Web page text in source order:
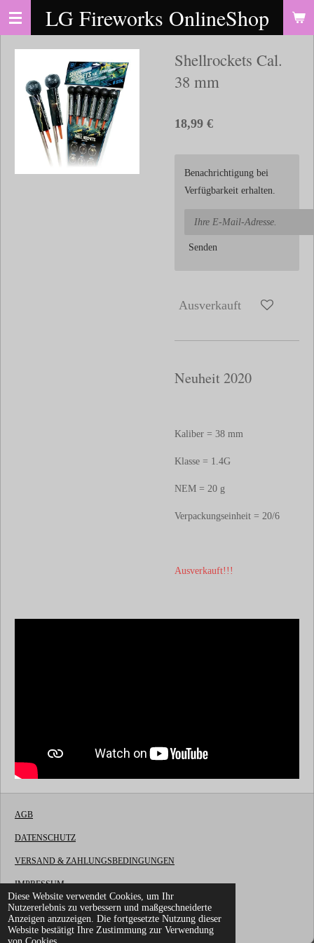
Diese Website verwendet Cookies, um Ihr
Nutzererlebnis zu verbessern und maßgeschneiderte
Anzeigen anzuzeigen. Die fortgesetzte Nutzung dieser
Website bestätigt Ihre Zustimmung zur Verwendung
Zum
springen
LG Fireworks OnlineShop
Shellrockets Cal.
38 mm
18,99 €
Benachrichtigung bei
Verfügbarkeit erhalten.
Senden
Ausverkauft
Neuheit 2020
Kaliber = 38 mm
Klasse = 1.4G
NEM = 20 g
Verpackungseinheit = 20/6
Ausverkauft!!!
AGB
DATENSCHUTZ
VERSAND & ZAHLUNGSBEDINGUNGEN
IMPRESSUM
WIDERRUFSBELEHRUNG
© 2022 - 2026 LG Fireworks OnlineShop